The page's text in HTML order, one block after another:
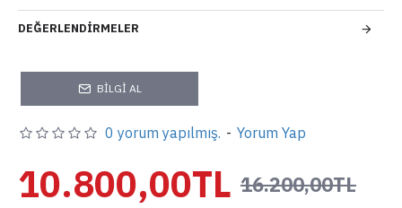
DEĞERLENDIRMELER
BILGI AL
0 yorum yapılmış. - Yorum Yap
10.800,00TL 16.200,00TL